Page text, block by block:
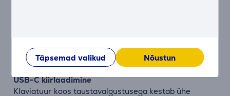
Täpsemad valikud Nõustun
randmeasendi jaoks pakuvad vaevatu täpsust ja
pikemaid tippimismugavuse tunde.
USB-C kiirlaadimine
Klaviatuur koos taustavalgustusega kestab ühe